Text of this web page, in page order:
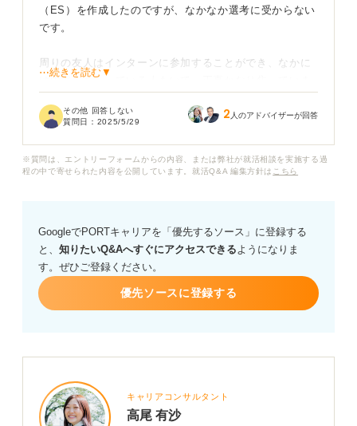
（ES）を作成したのですが、なかなか選考に受からない
です。
周りの友人はインターンに参加することができ、なかに
は内定をもらっている人もいて、正直かなり焦っていま
います。自分では何が原因なのかわかりません。
インターンのESで企業は一体どこを見ているのでしょう
か？ また、インターンの書類選考を通過するために、具
体的にどのような点を意識して書けば良いか、アドバイ
スをお願いします。
⋯続きを読む▼
その他 回答しない
質問日： 2025/5/29 2 人のアドバイザーが回答
※質問は、エントリーフォームからの内容、または弊社が就活相談を実施する過
程の中で寄せられた内容を公開しています。就活Q&A 編集方針は こちら
GoogleでPORTキャリアを「優先するソース」に登録する
と、 知りたいQ&Aへすぐにアクセスできるようになりま
す。ぜひご登録ください。
優先ソースに登録する
キャリアコンサルタント
高尾 有沙